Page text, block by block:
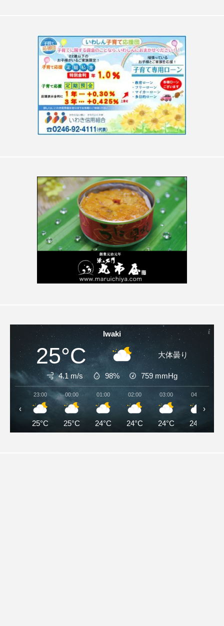
Iwaki
25°C 大体曇り
4.1 m/s 98% 759 mmHg
23:00
25°C
00:00
25°C
01:00
24°C
02:00
24°C
03:00
24°C
04:00
24°C
‹ ›